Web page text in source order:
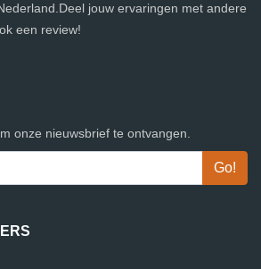
jouw ervaringen met andere
een review!
onze nieuwsbrief te ontvangen.